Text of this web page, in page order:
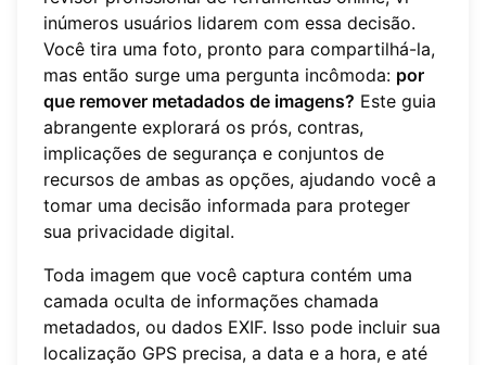
inúmeros usuários lidarem com essa decisão.
Você tira uma foto, pronto para compartilhá-la,
mas então surge uma pergunta incômoda: por
que remover metadados de imagens? Este guia
abrangente explorará os prós, contras,
implicações de segurança e conjuntos de
recursos de ambas as opções, ajudando você a
tomar uma decisão informada para proteger
sua privacidade digital.
Toda imagem que você captura contém uma
camada oculta de informações chamada
metadados, ou dados EXIF. Isso pode incluir sua
localização GPS precisa, a data e a hora, e até